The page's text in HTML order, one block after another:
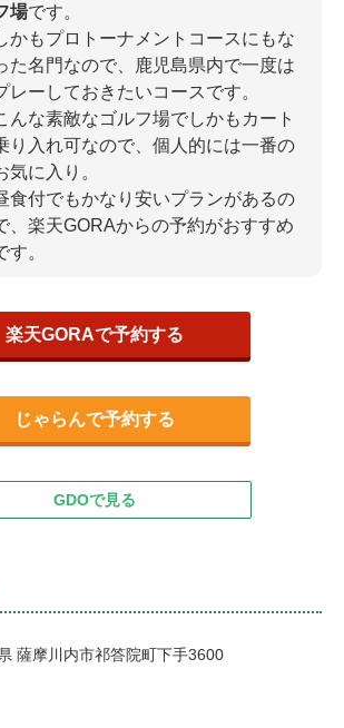
場です。
かもプロトーナメントコースにもな
た名門なので、鹿児島県内で一度は
レーしておきたいコースです。
んな素敵なゴルフ場でしかもカート
り入れ可なので、個人的には一番の
気に入り。
食付でもかなり安いプランがあるの
、楽天GORAからの予約がおすすめ
す。
楽天GORAで予約する
じゃらんで予約する
GDOで見る
薩摩川内市祁答院町下手3600